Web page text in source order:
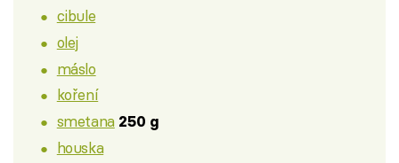
cibule
olej
máslo
koření
smetana 250 g
houska